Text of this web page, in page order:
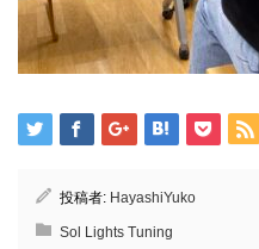
投稿者: HayashiYuko
Sol Lights Tuning